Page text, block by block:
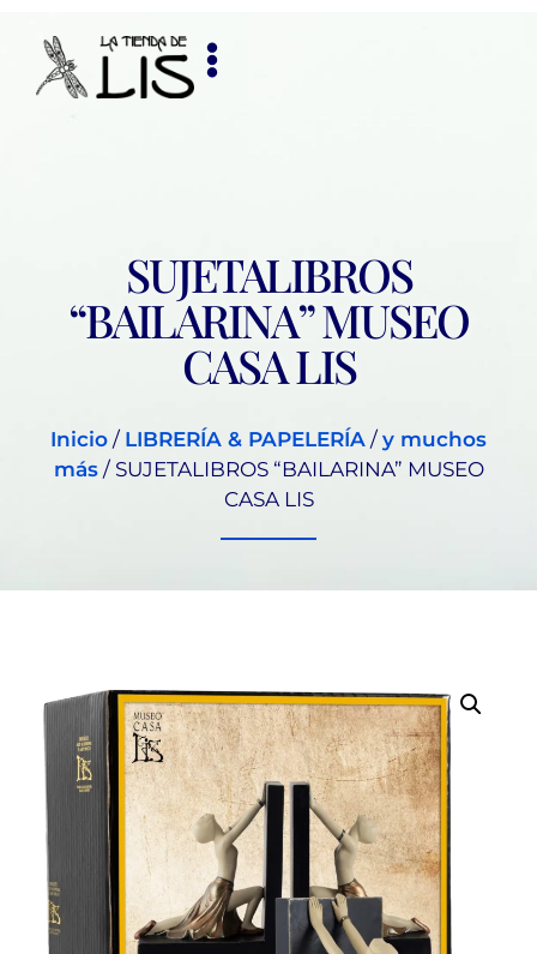
SUJETALIBROS
“BAILARINA” MUSEO
CASA LIS
Inicio / LIBRERÍA & PAPELERÍA / y muchos
más/ SUJETALIBROS “BAILARINA” MUSEO
CASA LIS